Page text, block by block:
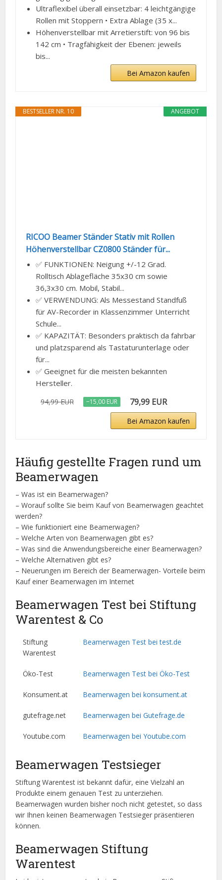
Ultraflexibel überall einsetzbar: 4 leichtgängige
Rollen mit Stoppern • Extra Ablage (35 x...
Höhenverstellbar mit Arretierstift: von 96 bis
142 cm • Tragfähigkeit der Ebenen: jeweils
bis...
Bei Amazon kaufen
ANGEBOT
BESTSELLER NR. 10
RICOO Beamer Ständer Stativ mit Rollen
Höhenverstellbar CZ0800 Ständer für...
✅ FUNKTIONEN: Neigung +/-12 Grad.
Rolltisch Ablagefläche 35x30 cm sowie
36,3x30 cm. Mobil, Stabil...
✅ VERWENDUNG: Als Messestand Standfuß
für AV-Recorder in Klassenzimmer Unterricht
Schule...
✅ KAPAZITÄT: Besonders praktisch da fahrbar
und platzsparend als Tastaturunterlage oder
für...
✅ Geeignet für die meisten bekannten
Hersteller.
94,99 EUR −15,00 EUR 79,99 EUR
Bei Amazon kaufen
Häufig gestellte Fragen rund um
Beamerwagen
– Was ist ein Beamerwagen?
– Worauf sollte Sie beim Kauf von Beamerwagen geachtet
werden?
– Wie funktioniert eine Beamerwagen?
– Welche Arten von Beamerwagen gibt es?
– Was sind die Anwendungsbereiche einer Beamerwagen?
– Welche Alternativen gibt es?
– Neuerungen im Bereich der Beamerwagen- Vorteile beim
Kauf einer Beamerwagen im Internet
Beamerwagen Test bei Stiftung
Warentest & Co
Stiftung
Warentest
Beamerwagen Test bei test.de
Öko-Test Beamerwagen Test bei Öko-Test
Konsument.at Beamerwagen bei konsument.at
gutefrage.net Beamerwagen bei Gutefrage.de
Youtube.com Beamerwagen bei Youtube.com
Beamerwagen Testsieger
Stiftung Warentest ist bekannt dafür, eine Vielzahl an
Produkte einem genauen Test zu unterziehen.
Beamerwagen wurden bisher noch nicht getestet, so dass
wir Ihnen keinen Beamerwagen Testsieger präsentieren
können.
Beamerwagen Stiftung
Warentest